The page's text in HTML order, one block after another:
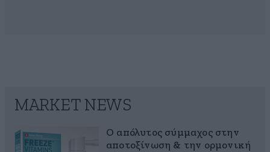
MARKET NEWS
Ο απόλυτος σύμμαχος στην
αποτοξίνωση & την ορμονική